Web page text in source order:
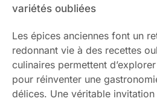
variétés oubliées
Les épices anciennes font un
redonnant vie à des recettes
culinaires permettent
pour réinventer une
délices. Une véritable